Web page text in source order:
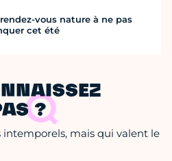
vous nature à ne pas
cet été
?
intemporels, mais qui valent le